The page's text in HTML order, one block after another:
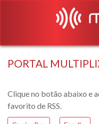
PORTAL
Clique no botão abaixo e
favorito de RSS.